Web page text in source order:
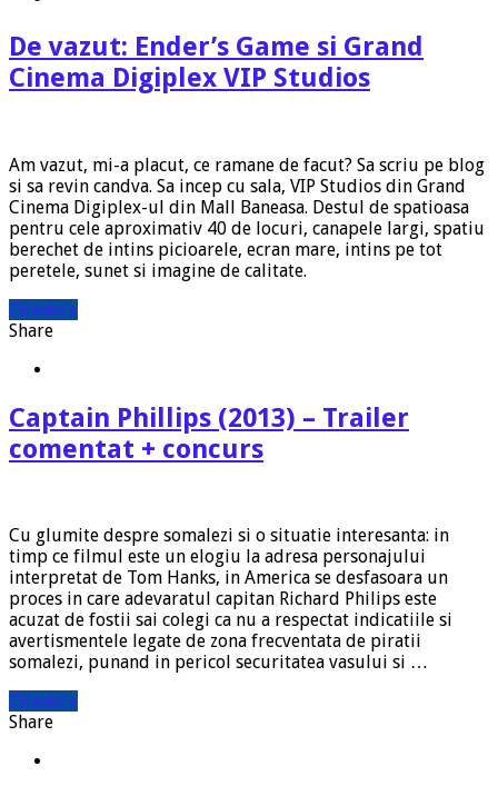
De vazut: Ender’s Game si Grand
Cinema Digiplex VIP Studios
Am vazut, mi-a placut, ce ramane de facut? Sa scriu pe blog
si sa revin candva. Sa incep cu sala, VIP Studios din Grand
Cinema Digiplex-ul din Mall Baneasa. Destul de spatioasa
pentru cele aproximativ 40 de locuri, canapele largi, spatiu
berechet de intins picioarele, ecran mare, intins pe tot
peretele, sunet si imagine de calitate.
Citeste »
Share
Captain Phillips (2013) – Trailer
comentat + concurs
Cu glumite despre somalezi si o situatie interesanta: in
timp ce filmul este un elogiu la adresa personajului
interpretat de Tom Hanks, in America se desfasoara un
proces in care adevaratul capitan Richard Philips este
acuzat de fostii sai colegi ca nu a respectat indicatiile si
avertismentele legate de zona frecventata de piratii
somalezi, punand in pericol securitatea vasului si …
Citeste »
Share